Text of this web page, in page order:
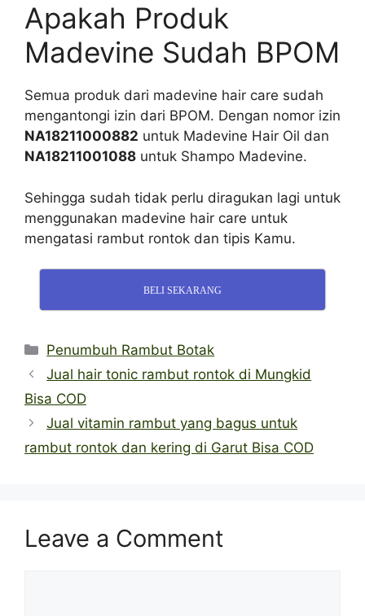
Apakah Produk
Madevine Sudah BPOM
Semua produk dari madevine hair care sudah
mengantongi izin dari BPOM. Dengan nomor izin
NA18211000882 untuk Madevine Hair Oil dan
NA18211001088 untuk Shampo Madevine.
Sehingga sudah tidak perlu diragukan lagi untuk
menggunakan madevine hair care untuk
mengatasi rambut rontok dan tipis Kamu.
BELI SEKARANG
Categories
Penumbuh Rambut Botak
Jual hair tonic rambut rontok di Mungkid
Bisa COD
Jual vitamin rambut yang bagus untuk
rambut rontok dan kering di Garut Bisa COD
Leave a Comment